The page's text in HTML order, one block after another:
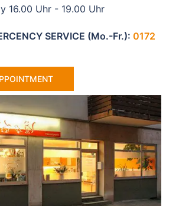
16.00 Uhr - 19.00 Uhr
SERVICE (Mo.-Fr.): 0172